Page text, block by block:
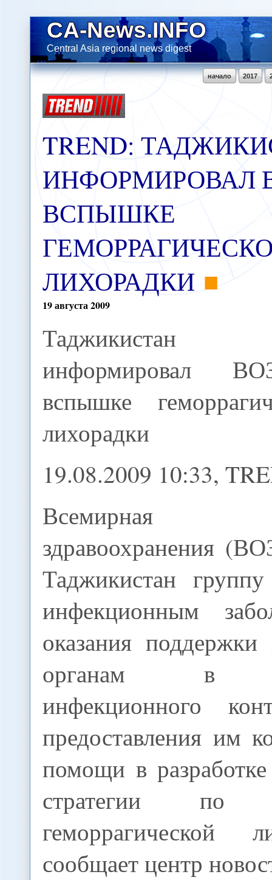
CA-News.INFO
Central Asia regional news digest
2017
начало
TREND:
ИНФОРМИРОВАЛ
ВСПЫШКЕ
ЛИХОРАДКИ
19августа2009
Таджикистан
информировал
вспышке
лихорадки
19.08.2009 10:33,
Всемирная
здравоохранения
Таджикистан
инфекционным
оказания
органам в
инфекционного
предоставления им
помощи в
стратегии
геморрагической
сообщает центр